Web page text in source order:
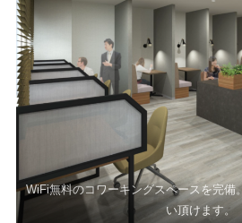
WiFi無料のコワーキングスペースを完備
い頂けます。